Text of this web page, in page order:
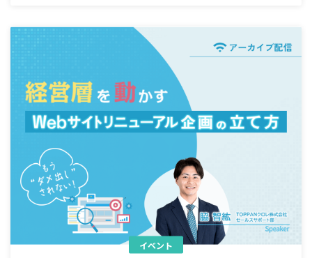
イベント